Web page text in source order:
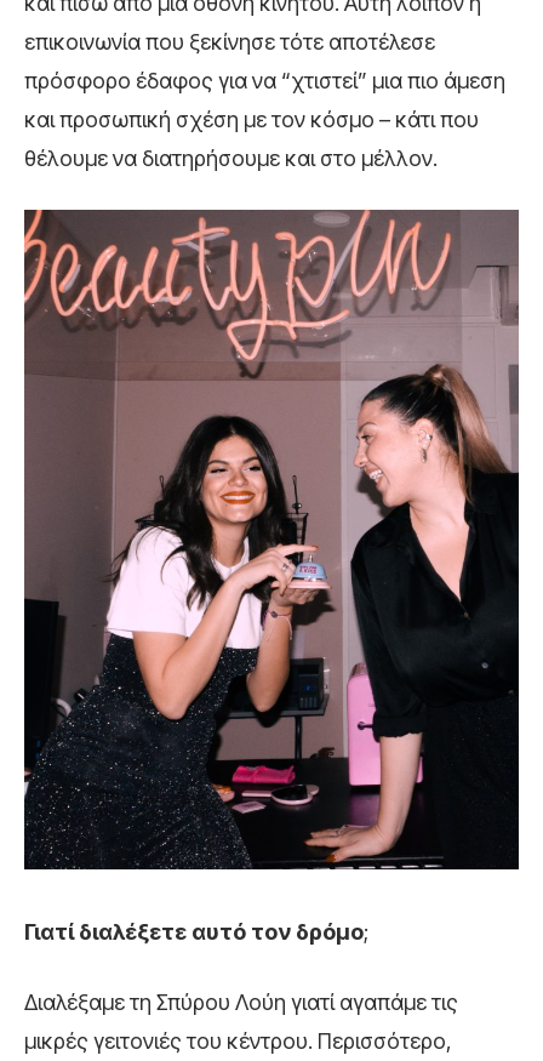
επικοινωνία που ξεκίνησε τότε αποτέλεσε
πρόσφορο έδαφος για να “χτιστεί” μια πιο άμεση
και προσωπική σχέση με τον κόσμο – κάτι που
θέλουμε να διατηρήσουμε και στο μέλλον.
Γιατί διαλέξετε αυτό τον δρόμο;
Διαλέξαμε τη Σπύρου Λούη γιατί αγαπάμε τις
μικρές γειτονιές του κέντρου. Περισσότερο,